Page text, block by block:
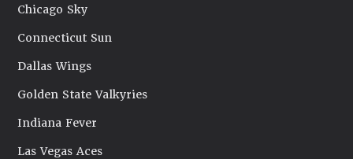
Chicago Sky
Connecticut Sun
Dallas Wings
Golden State Valkyries
Indiana Fever
Las Vegas Aces